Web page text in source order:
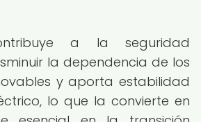
a la seguridad
la dependencia de los
y aporta estabilidad
lo que la convierte en